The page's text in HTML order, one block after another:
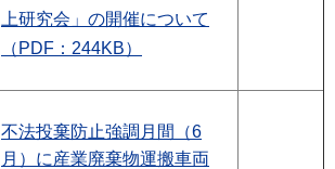
上研究会」の開催について
（PDF：244KB）
不法投棄防止強調月間（6
月）に産業廃棄物運搬車両